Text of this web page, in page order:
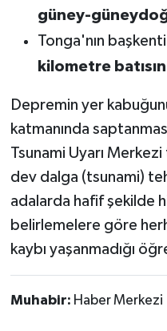
güney-
Tonga'nın
kilometre
Depremin yer
katmanında
Tsunami Uyarı
dev dalga (tsunami)
adalarda hafif şekilde
belirlemelere göre
kaybı yaşanmadığı
Muhabir: Haber Merkezi
TEKNOLOJİ
Trend
VİZYONDAKİLER
YAŞAM